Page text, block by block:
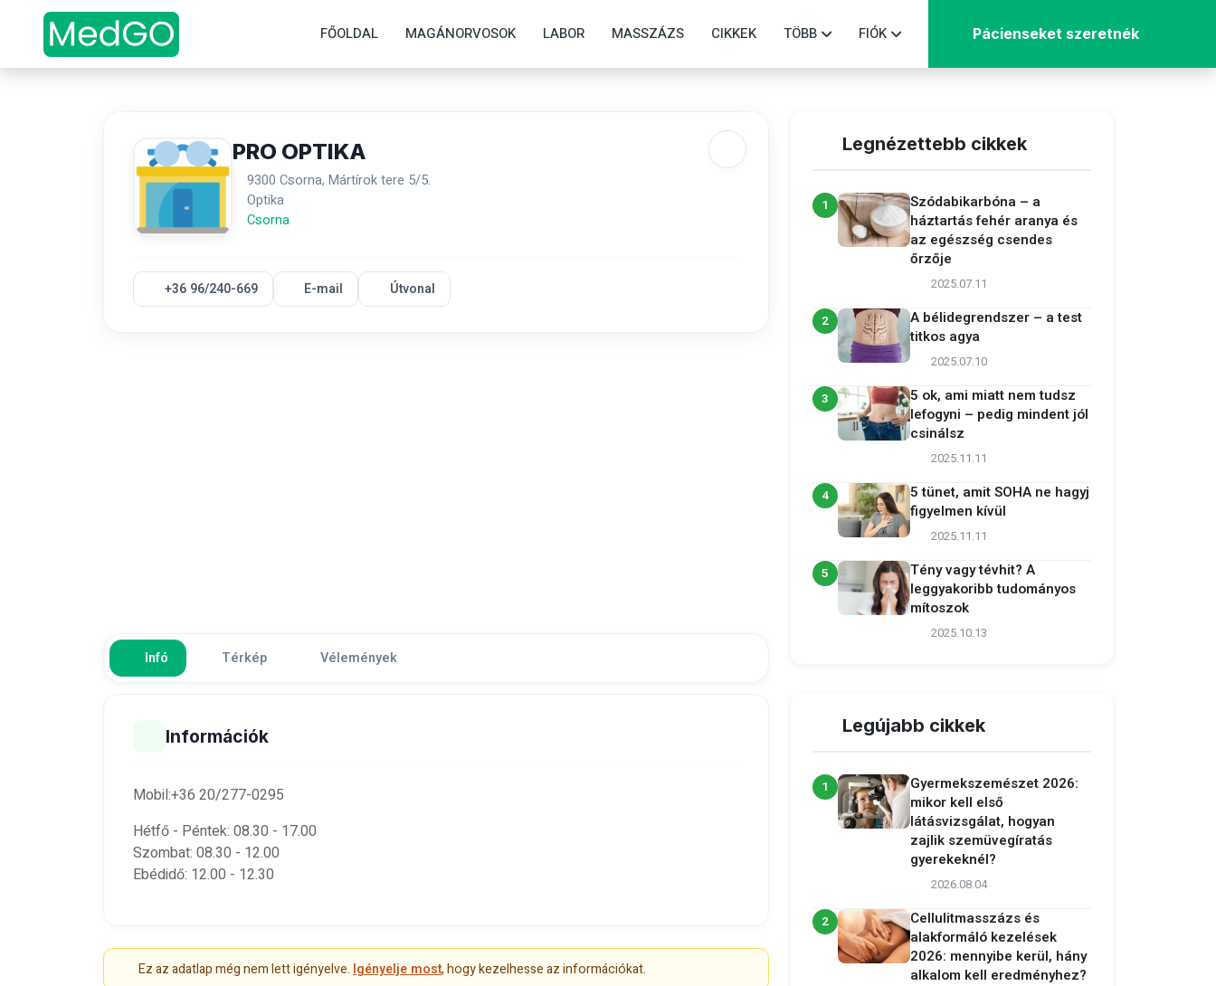
FŐOLDAL MAGÁNORVOSOK LABOR MASSZÁZS CIKKEK TÖBB FIÓK Pácienseket szeretnék
PRO OPTIKA
9300 Csorna, Mártírok tere 5/5.
Optika
Csorna
+36 96/240-669 E-mail Útvonal
Infó Térkép Vélemények
Információk
Mobil:+36 20/277-0295
Hétfő - Péntek: 08.30 - 17.00
Szombat: 08.30 - 12.00
Ebédidő: 12.00 - 12.30
Ez az adatlap még nem lett igényelve. Igényelje most, hogy kezelhesse az információkat.
Legnézettebb cikkek
1
Szódabikarbóna – a
háztartás fehér aranya és
az egészség csendes
őrzője
2025.07.11
2
A bélidegrendszer – a test
titkos agya
2025.07.10
3
5 ok, ami miatt nem tudsz
lefogyni – pedig mindent jól
csinálsz
2025.11.11
4
5 tünet, amit SOHA ne hagyj
figyelmen kívül
2025.11.11
5
Tény vagy tévhit? A
leggyakoribb tudományos
mítoszok
2025.10.13
Legújabb cikkek
1
Gyermekszemészet 2026:
mikor kell első
látásvizsgálat, hogyan
zajlik szemüvegíratás
gyerekeknél?
2026.08.04
2
Cellulitmasszázs és
alakformáló kezelések
2026: mennyibe kerül, hány
alkalom kell eredményhez?